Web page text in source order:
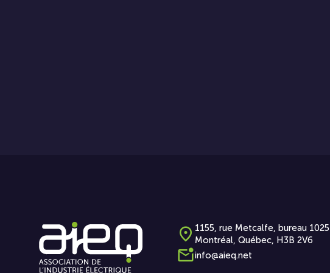
1155, rue Metcalfe, bureau 1025
Montréal, Québec, H3B 2V6
info@aieq.net